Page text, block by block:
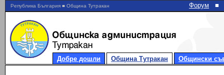
Република България ■ Община Тутракан Форум ■
Добре дошли Община Тутракан Общински